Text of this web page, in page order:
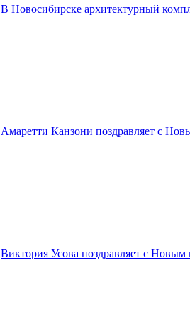
В Новосибирске архитектурный
Амаретти Канзони поздравляет с
Виктория Усова поздравляет с Новым